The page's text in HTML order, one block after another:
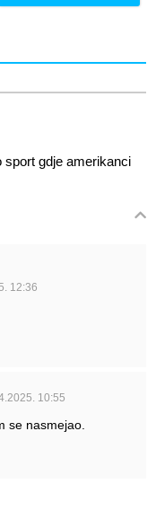
sport gdje amerikanci
12:36
10:55
se nasmejao.